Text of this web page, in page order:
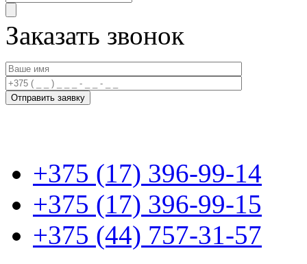
Заказать звонок
+375 (17) 396-99-14
+375 (17) 396-99-15
+375 (44) 757-31-57